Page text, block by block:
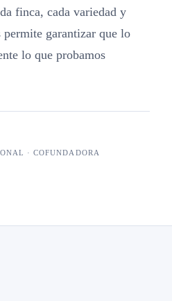
finca, cada variedad y
permite garantizar que lo
lo que probamos
· COFUNDADORA